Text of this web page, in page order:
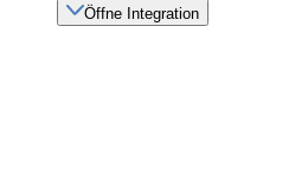
Öffne Integration